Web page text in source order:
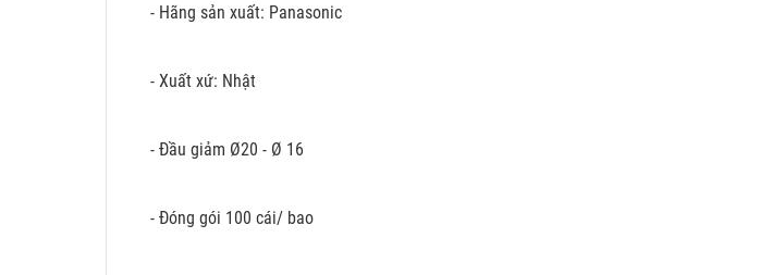
- Hãng sản xuất: Panasonic
- Xuất xứ: Nhật
- Đầu giảm Ø20 - Ø 16
- Đóng gói 100 cái/ bao